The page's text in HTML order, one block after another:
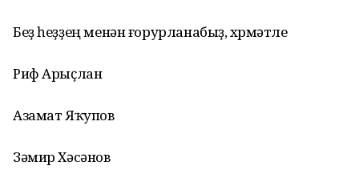
Беҙ һеҙҙең менән ғорурланабыҙ, хөрмәтле
Риф Арыҫлан
Азамат Яҡупов
Зәмир Хәсәнов